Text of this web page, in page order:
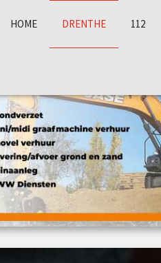
HOME DRENTHE 112